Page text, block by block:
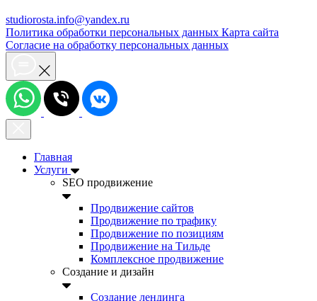
studiorosta.info@yandex.ru
Политика обработки персональных данных Карта сайта
Согласие на обработку персональных данных
Главная
Услуги
SEO продвижение
Продвижение сайтов
Продвижение по трафику
Продвижение по позициям
Продвижение на Тильде
Комплексное продвижение
Создание и дизайн
Создание лендинга